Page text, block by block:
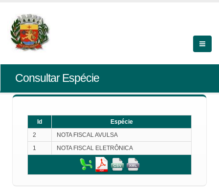
Consultar Espécie
Id
Espécie
2
NOTA FISCAL AVULSA
1
NOTA FISCAL ELETRÔNICA